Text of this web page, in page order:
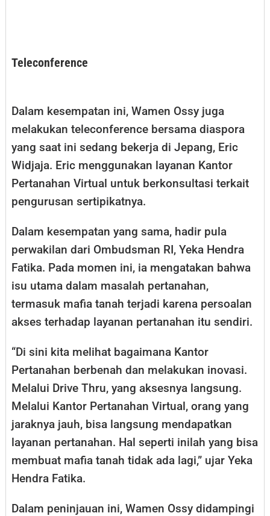
Teleconference
Dalam kesempatan ini, Wamen Ossy juga
melakukan teleconference bersama diaspora
yang saat ini sedang bekerja di Jepang, Eric
Widjaja. Eric menggunakan layanan Kantor
Pertanahan Virtual untuk berkonsultasi terkait
pengurusan sertipikatnya.
Dalam kesempatan yang sama, hadir pula
perwakilan dari Ombudsman RI, Yeka Hendra
Fatika. Pada momen ini, ia mengatakan bahwa
isu utama dalam masalah pertanahan,
termasuk mafia tanah terjadi karena persoalan
akses terhadap layanan pertanahan itu sendiri.
“Di sini kita melihat bagaimana Kantor
Pertanahan berbenah dan melakukan inovasi.
Melalui Drive Thru, yang aksesnya langsung.
Melalui Kantor Pertanahan Virtual, orang yang
jaraknya jauh, bisa langsung mendapatkan
layanan pertanahan. Hal seperti inilah yang bisa
membuat mafia tanah tidak ada lagi,” ujar Yeka
Hendra Fatika.
Dalam peninjauan ini, Wamen Ossy didampingi